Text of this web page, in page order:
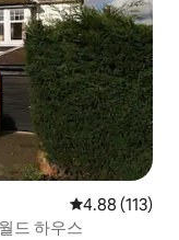
평점 4.88점(5
4.88 (113)
드 하우스